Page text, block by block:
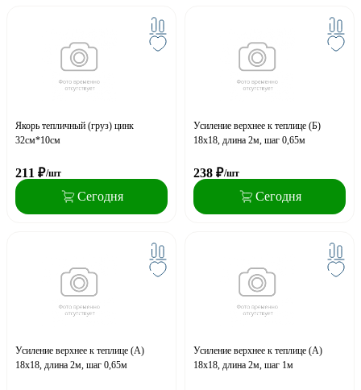
Якорь тепличный (груз) цинк
32см*10см
211 ₽/шт
Сегодня
Усиление верхнее к теплице (Б)
18х18, длина 2м, шаг 0,65м
238 ₽/шт
Сегодня
Усиление верхнее к теплице (А)
18х18, длина 2м, шаг 0,65м
Усиление верхнее к теплице (А)
18х18, длина 2м, шаг 1м